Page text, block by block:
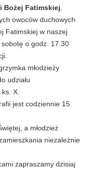
Bożej Fatimskiej
owoców duchowych
Fatimskiej w naszej
o godz. 17.30
młodzieży
udziału
X.
jest codziennie 15
a młodzież
niezależnie
zapraszamy dzisiaj